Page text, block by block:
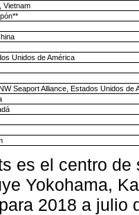
Vietnam
Unidos de América
Seaport Alliance, Estados Unidos de
es el centro
Yokohama,
2018 a julio